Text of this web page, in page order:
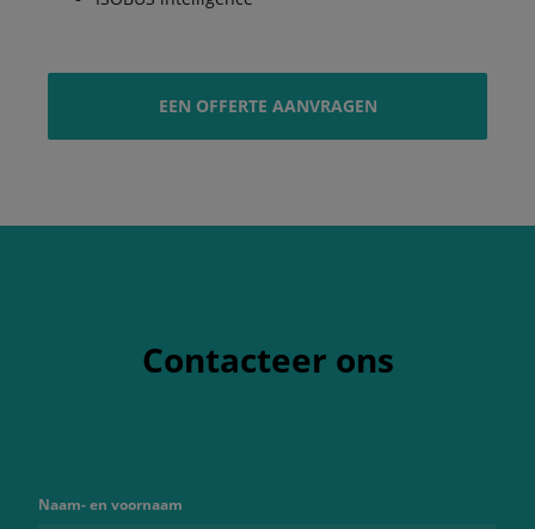
EEN OFFERTE AANVRAGEN
Contacteer ons
Naam- en voornaam